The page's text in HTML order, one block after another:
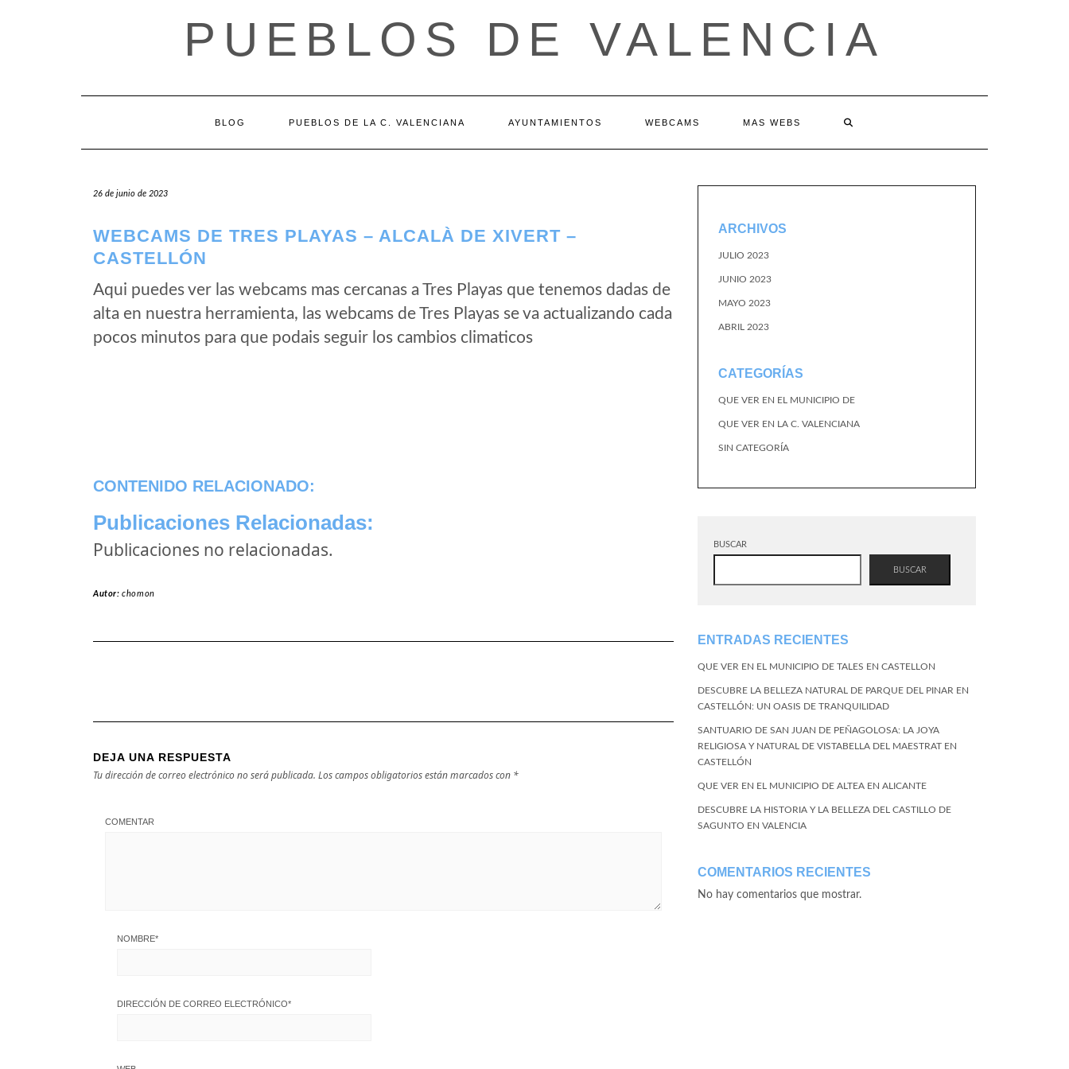
PUEBLOS DE VALENCIA
BLOG PUEBLOS DE LA C. VALENCIANA AYUNTAMIENTOS WEBCAMS MAS WEBS
26 de junio de 2023
WEBCAMS DE TRES PLAYAS – ALCALÀ DE XIVERT –
CASTELLÓN
Aqui puedes ver las webcams mas cercanas a Tres Playas que tenemos dadas de
alta en nuestra herramienta, las webcams de Tres Playas se va actualizando cada
pocos minutos para que podais seguir los cambios climaticos
CONTENIDO RELACIONADO:
Publicaciones Relacionadas:
Publicaciones no relacionadas.
Autor:chomon
DEJA UNA RESPUESTA
Tu dirección de correo electrónico no será publicada. Los campos obligatorios están marcados con *
COMENTAR
NOMBRE*
DIRECCIÓN DE CORREO ELECTRÓNICO*
ARCHIVOS
JULIO 2023
JUNIO 2023
MAYO 2023
ABRIL 2023
CATEGORÍAS
QUE VER EN EL MUNICIPIO DE
QUE VER EN LA C. VALENCIANA
SIN CATEGORÍA
BUSCAR
BUSCAR
ENTRADAS RECIENTES
QUE VER EN EL MUNICIPIO DE TALES EN CASTELLON
DESCUBRE LA BELLEZA NATURAL DE PARQUE DEL PINAR EN
CASTELLÓN: UN OASIS DE TRANQUILIDAD
SANTUARIO DE SAN JUAN DE PEÑAGOLOSA: LA JOYA
RELIGIOSA Y NATURAL DE VISTABELLA DEL MAESTRAT EN
CASTELLÓN
QUE VER EN EL MUNICIPIO DE ALTEA EN ALICANTE
DESCUBRE LA HISTORIA Y LA BELLEZA DEL CASTILLO DE
SAGUNTO EN VALENCIA
COMENTARIOS RECIENTES
No hay comentarios que mostrar.